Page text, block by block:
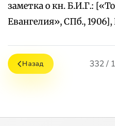
заметка о кн. Б.И.Г.:
Евангелия», СПб.,
Назад 332 /